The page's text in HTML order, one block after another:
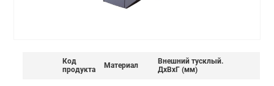
Код
продукта
Материал
Внешний тусклый.
ДxВxГ (мм)